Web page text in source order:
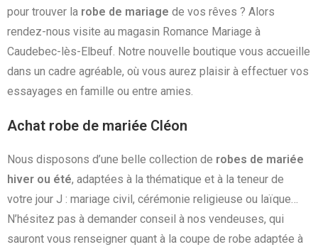
pour trouver la robe de mariage de vos rêves ? Alors
rendez-nous visite au magasin Romance Mariage à
Caudebec-lès-Elbeuf. Notre nouvelle boutique vous accueille
dans un cadre agréable, où vous aurez plaisir à effectuer vos
essayages en famille ou entre amies.
Achat robe de mariée Cléon
Nous disposons d’une belle collection de robes de mariée
hiver ou été, adaptées à la thématique et à la teneur de
votre jour J : mariage civil, cérémonie religieuse ou laïque…
N’hésitez pas à demander conseil à nos vendeuses, qui
sauront vous renseigner quant à la coupe de robe adaptée à